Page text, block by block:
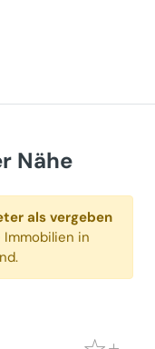
Nähe
als vergeben
in